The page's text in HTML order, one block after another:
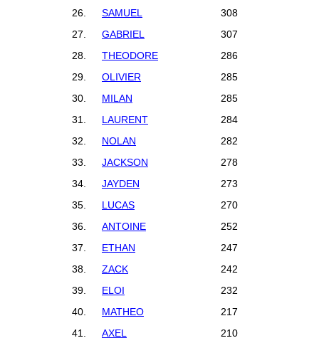
26.
SAMUEL
308
27.
GABRIEL
307
28.
THEODORE
286
29.
OLIVIER
285
30.
MILAN
285
31.
LAURENT
284
32.
NOLAN
282
33.
JACKSON
278
34.
JAYDEN
273
35.
LUCAS
270
36.
ANTOINE
252
37.
ETHAN
247
38.
ZACK
242
39.
ELOI
232
40.
MATHEO
217
41.
AXEL
210